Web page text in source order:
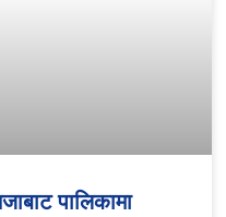
पालिकामा